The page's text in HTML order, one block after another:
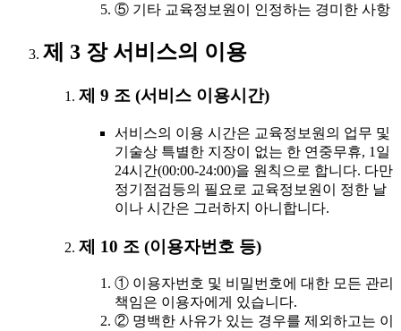
⑤ 기타 교육정보원이 인정하는 경미한 사항
제 3 장 서비스의 이용
제 9 조 (서비스 이용시간)
서비스의 이용 시간은 교육정보원의 업무 및
기술상 특별한 지장이 없는 한 연중무휴, 1일
24시간(00:00-24:00)을 원칙으로 합니다. 다만
정기점검등의 필요로 교육정보원이 정한 날
이나 시간은 그러하지 아니합니다.
제 10 조 (이용자번호 등)
① 이용자번호 및 비밀번호에 대한 모든 관리
책임은 이용자에게 있습니다.
② 명백한 사유가 있는 경우를 제외하고는 이